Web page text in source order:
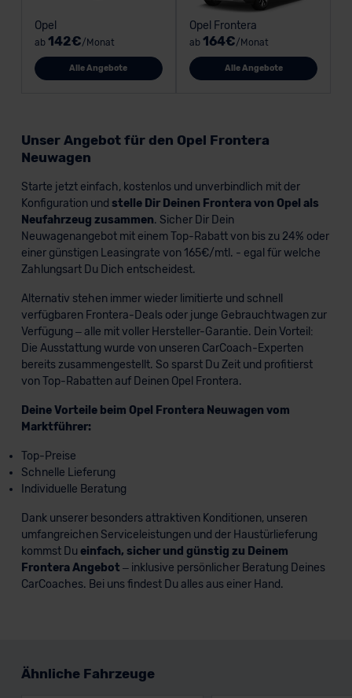
Opel
ab 142€/Monat
Alle Angebote
Opel Frontera
ab 164€/Monat
Alle Angebote
Unser Angebot für den Opel Frontera
Neuwagen
Starte jetzt einfach, kostenlos und unverbindlich mit der
Konfiguration und stelle Dir Deinen Frontera von Opel als
Neufahrzeug zusammen. Sicher Dir Dein
Neuwagenangebot mit einem Top-Rabatt von bis zu 24% oder
einer günstigen Leasingrate von 165€/mtl. - egal für welche
Zahlungsart Du Dich entscheidest.
Alternativ stehen immer wieder limitierte und schnell
verfügbaren Frontera-Deals oder junge Gebrauchtwagen zur
Verfügung – alle mit voller Hersteller-Garantie. Dein Vorteil:
Die Ausstattung wurde von unseren CarCoach-Experten
bereits zusammengestellt. So sparst Du Zeit und profitierst
von Top-Rabatten auf Deinen Opel Frontera.
Deine Vorteile beim Opel Frontera Neuwagen vom
Marktführer:
Top-Preise
Schnelle Lieferung
Individuelle Beratung
Dank unserer besonders attraktiven Konditionen, unseren
umfangreichen Serviceleistungen und der Haustürlieferung
kommst Du einfach, sicher und günstig zu Deinem
Frontera Angebot – inklusive persönlicher Beratung Deines
CarCoaches. Bei uns findest Du alles aus einer Hand.
Ähnliche Fahrzeuge